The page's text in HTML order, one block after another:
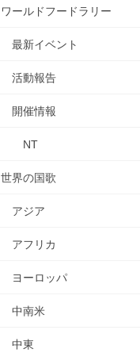
ワールドフードラリー
最新イベント
活動報告
開催情報
NT
世界の国歌
アジア
アフリカ
ヨーロッパ
中南米
中東